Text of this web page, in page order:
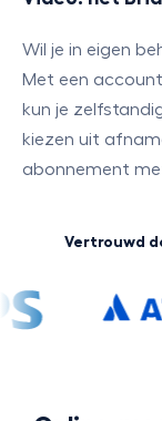
Wil je in eigen
Met een
kun je
kiezen uit
abonnement
Vertrouwd